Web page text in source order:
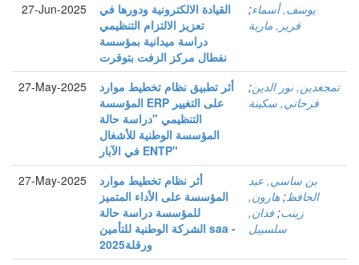
27-Jun-2025
القيادة الالكترونية ودورها في
تعزيز الالتزام التنظيمي
دراسة ميدانية بمؤسسة
نفطال مركز الزفت بتوقرت
يوسف, أسماء;
قرير, مارية
27-May-2025
أثر تطبيق نظام تخطيط موارد
المؤسسة ERP على التغيير
التنظيمي "دراسة حالة
المؤسسة الوطنية للأشغال
في الآبار ENTP"
تمجغدين, نور الدين;
فرحاتي, سكينة
27-May-2025
أثر نظام تخطيط موارد
المؤسسة على الأداء المتميز
للمؤسسة دراسة حالة
الشركة الوطنية للتأمين saa -
ورقلة2025
بن ساسي, عبد
الحافظ; هارون,
زينب; فدان,
سلسبيل